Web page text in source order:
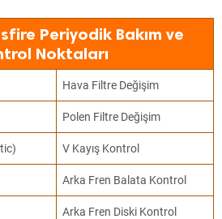
Periyodik Bakım ve
Noktaları
Hava Filtre Değişim
Polen Filtre Değişim
V Kayış Kontrol
Arka Fren Balata Kontrol
Arka Fren Diski Kontrol